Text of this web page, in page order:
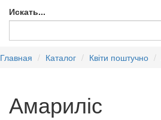
Искать...
Главная Каталог Квіти поштучно
Амариліс